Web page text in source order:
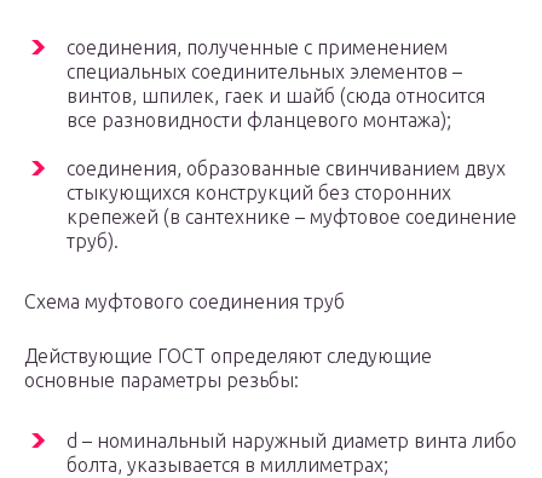
соединения, полученные с применением
специальных соединительных элементов –
винтов, шпилек, гаек и шайб (сюда относится
все разновидности фланцевого монтажа);
соединения, образованные свинчиванием двух
стыкующихся конструкций без сторонних
крепежей (в сантехнике – муфтовое соединение
труб).
Схема муфтового соединения труб
Действующие ГОСТ определяют следующие
основные параметры резьбы:
d – номинальный наружный диаметр винта либо
болта, указывается в миллиметрах;